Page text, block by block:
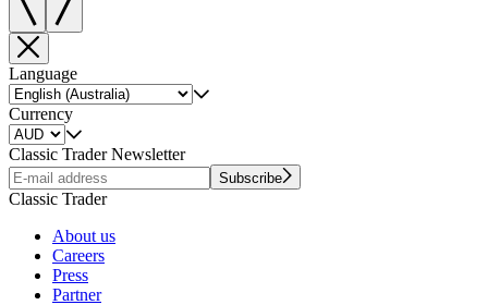
Language
Currency
Classic Trader Newsletter
Subscribe
Classic Trader
About us
Careers
Press
Partner